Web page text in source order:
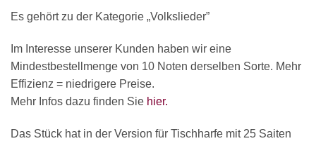
Es gehört zu der Kategorie „Volkslieder”
Im Interesse unserer Kunden haben wir eine
Mindestbestellmenge von 10 Noten derselben Sorte. Mehr
Effizienz = niedrigere Preise.
Mehr Infos dazu finden Sie hier.
Das Stück hat in der Version für Tischharfe mit 25 Saiten